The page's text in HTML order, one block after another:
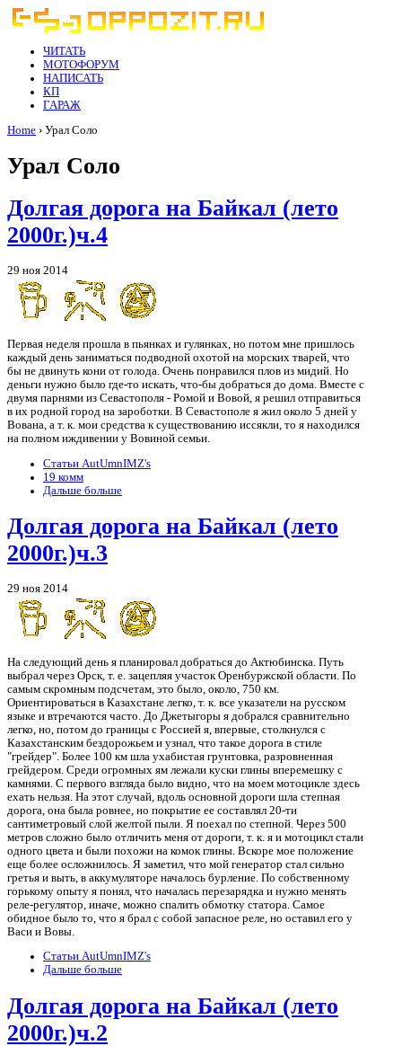
ЧИТАТЬ
МОТОФОРУМ
НАПИСАТЬ
КП
ГАРАЖ
Home › Урал Соло
Урал Соло
Долгая дорога на Байкал (лето
2000г.)ч.4
29 ноя 2014
Первая неделя прошла в пьянках и гулянках, но потом мне пришлось
каждый день заниматься подводной охотой на морских тварей, что
бы не двинуть кони от голода. Очень понравился плов из мидий. Но
деньги нужно было где-то искать, что-бы добраться до дома. Вместе с
двумя парнями из Севастополя - Ромой и Вовой, я решил отправиться
в их родной город на зароботки. В Севастополе я жил около 5 дней у
Вована, а т. к. мои средства к существованию иссякли, то я находился
на полном иждивении у Вовиной семьи.
Статьи AutUmnIMZ's
19 комм
Дальше больше
Долгая дорога на Байкал (лето
2000г.)ч.3
29 ноя 2014
На следующий день я планировал добраться до Актюбинска. Путь
выбрал через Орск, т. е. зацепляя участок Оренбуржской области. По
самым скромным подсчетам, это было, около, 750 км.
Ориентироваться в Казахстане легко, т. к. все указатели на русском
языке и втречаются часто. До Джетыгоры я добрался сравнительно
легко, но, потом до границы с Россией я, впервые, столкнулся с
Казахстанским бездорожьем и узнал, что такое дорога в стиле
"грейдер". Более 100 км шла ухабистая грунтовка, разровненная
грейдером. Среди огромных ям лежали куски глины вперемешку с
камнями. С первого взгляда было видно, что на моем мотоцикле здесь
ехать нельзя. На этот случай, вдоль основной дороги шла степная
дорога, она была ровнее, но покрытие ее составлял 20-ти
сантиметровый слой желтой пыли. Я поехал по степной. Через 500
метров сложно было отличить меня от дороги, т. к. я и мотоцикл стали
одного цвета и были похожи на комок глины. Вскоре мое положение
еще более осложнилось. Я заметил, что мой генератор стал сильно
гретья и выть, в аккумуляторе началось бурление. По собственному
горькому опыту я понял, что началась перезарядка и нужно менять
реле-регулятор, иначе, можно спалить обмотку статора. Самое
обидное было то, что я брал с собой запасное реле, но оставил его у
Васи и Вовы.
Статьи AutUmnIMZ's
Дальше больше
Долгая дорога на Байкал (лето
2000г.)ч.2